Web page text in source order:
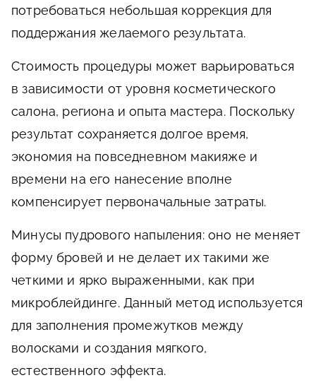
потребоваться небольшая коррекция для
поддержания желаемого результата.
Стоимость процедуры может варьироваться
в зависимости от уровня косметического
салона, региона и опыта мастера. Поскольку
результат сохраняется долгое время,
экономия на повседневном макияже и
времени на его нанесение вполне
компенсирует первоначальные затраты.
Минусы пудрового напыления: оно не меняет
форму бровей и не делает их такими же
четкими и ярко выраженными, как при
микроблейдинге. Данный метод используется
для заполнения промежутков между
волосками и создания мягкого,
естественного эффекта.